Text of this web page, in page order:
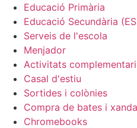
Educació Primària
Educació Secundària
Serveis de l'escola
Menjador
Activitats
Casal d'estiu
Sortides i colònies
Compra de bates i
Chromebooks